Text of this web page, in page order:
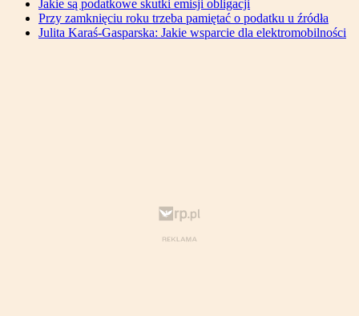
Jakie są podatkowe skutki emisji obligacji
Przy zamknięciu roku trzeba pamiętać o podatku u źródła
Julita Karaś-Gasparska: Jakie wsparcie dla elektromobilności